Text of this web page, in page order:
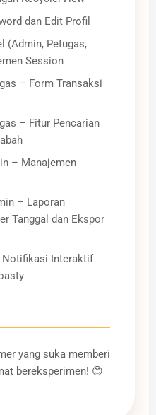
dan Edit Profil
(Admin, Petugas,
Session
– Form Transaksi
– Fitur Pencarian
– Manajemen
– Laporan
Tanggal dan Ekspor
Notifikasi Interaktif
yang suka memberi
bereksperimen! 😊